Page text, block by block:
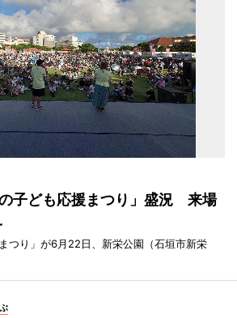
子ども応援まつり」盛況 来場
つり」が6月22日、新栄公園（石垣市新栄